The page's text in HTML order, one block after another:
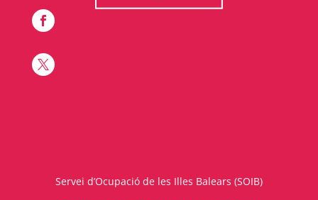


Servei d’Ocupació de les Illes Balears (SOIB)